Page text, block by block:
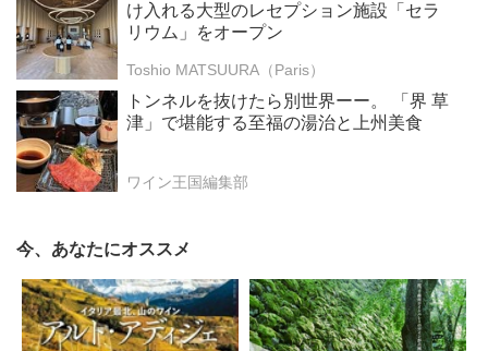
け入れる大型のレセプション施設「セラ
リウム」をオープン
Toshio MATSUURA（Paris）
トンネルを抜けたら別世界ーー。 「界 草
津」で堪能する至福の湯治と上州美食
ワイン王国編集部
今、あなたにオススメ